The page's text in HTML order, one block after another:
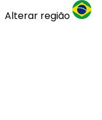
Alterar região